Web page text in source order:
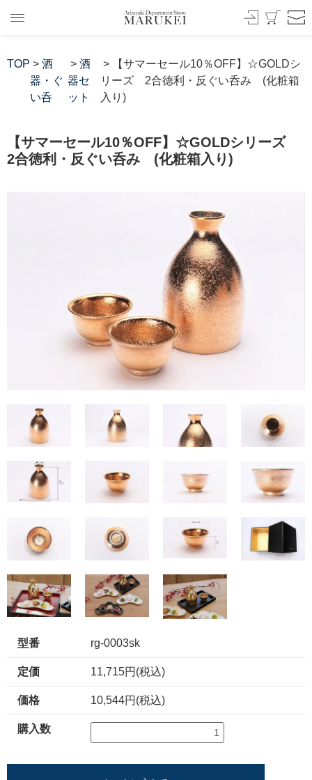
TOP > 酒
器・ぐ
い呑
>酒
器セ
ット
> 【サマーセール10％OFF】☆GOLDシ
リーズ 2合徳利・反ぐい呑み (化粧箱
入り)
【サマーセール10％OFF】☆GOLDシリーズ
2合徳利・反ぐい呑み (化粧箱入り)
型番 rg-0003sk
定価 11,715円(税込)
価格 10,544円(税込)
購入数